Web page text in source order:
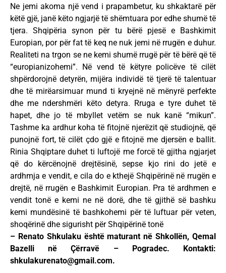
Ne jemi akoma një vend i prapambetur, ku shkaktarë për
këtë gjë, janë këto ngjarjë të shëmtuara por edhe shumë të
tjera. Shqipëria synon për tu bërë pjesë e Bashkimit
Europian, por për fat të keq ne nuk jemi në rrugën e duhur.
Realiteti na trgon se ne kemi shumë rrugë për të bërë që të
“europianizohemi”. Në vend të këtyre policëve të cilët
shpërdorojnë detyrën, mijëra individë të tjerë të talentuar
dhe të mirëarsimuar mund ti kryejnë në mënyrë perfekte
dhe me ndershmëri këto detyra. Rruga e tyre duhet të
hapet, dhe jo të mbyllet vetëm se nuk kanë “mikun”.
Tashme ka ardhur koha të fitojnë njerëzit që studiojnë, që
punojnë fort, të cilët çdo gjë e fitojnë me djersën e ballit.
Rinia Shqiptare duhet ti luftojë me forcë të gjitha ngjarjet
që do kërcënojnë drejtësinë, sepse kjo rini do jetë e
ardhmja e vendit, e cila do e kthejë Shqipërinë në rrugën e
drejtë, në rrugën e Bashkimit Europian. Pra të ardhmen e
vendit tonë e kemi ne në dorë, dhe të gjithë së bashku
kemi mundësinë të bashkohemi për të luftuar për veten,
shoqërinë dhe sigurisht për Shqipërinë tonë
– Renato Shkulaku është maturant në Shkollën, Qemal
Bazelli në Çërravë – Pogradec. Kontakti:
shkulakurenato@gmail.com.